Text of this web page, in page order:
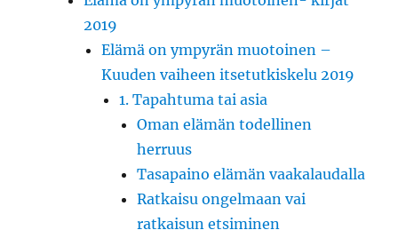
2019
Elämä on ympyrän muotoinen –
Kuuden vaiheen itsetutkiskelu 2019
1. Tapahtuma tai asia
Oman elämän todellinen
herruus
Tasapaino elämän vaakalaudalla
Ratkaisu ongelmaan vai
ratkaisun etsiminen